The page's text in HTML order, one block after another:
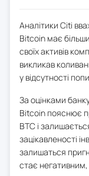
Аналітики Citi
Bitcoin має
своїх активів
викликав
у відсутності
За оцінками
Bitcoin пояснює
BTC і
зацікавленості
залишаться
стає